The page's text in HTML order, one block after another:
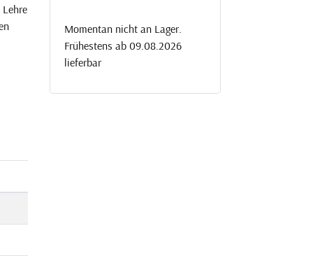
Momentan nicht an Lager.
Frühestens ab 09.08.2026
lieferbar